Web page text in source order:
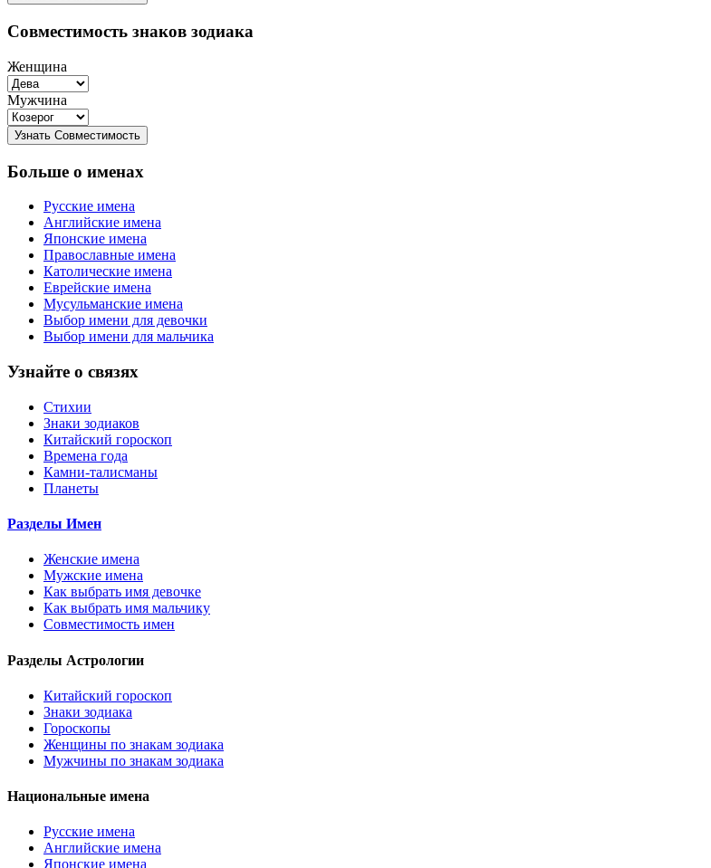
Совместимость знаков зодиака
Женщина
Мужчина
Больше о именах
Русские имена
Английские имена
Японские имена
Православные имена
Католические имена
Еврейские имена
Мусульманские имена
Выбор имени для девочки
Выбор имени для мальчика
Узнайте о связях
Стихии
Знаки зодиаков
Китайский гороскоп
Времена года
Камни-талисманы
Планеты
Разделы Имен
Женские имена
Мужские имена
Как выбрать имя девочке
Как выбрать имя мальчику
Совместимость имен
Разделы Астрологии
Китайский гороскоп
Знаки зодиака
Гороскопы
Женщины по знакам зодиака
Мужчины по знакам зодиака
Национальные имена
Русские имена
Английские имена
Японские имена